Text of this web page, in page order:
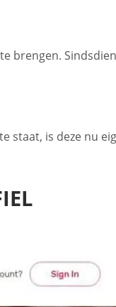
brengen.
staat, is deze nu